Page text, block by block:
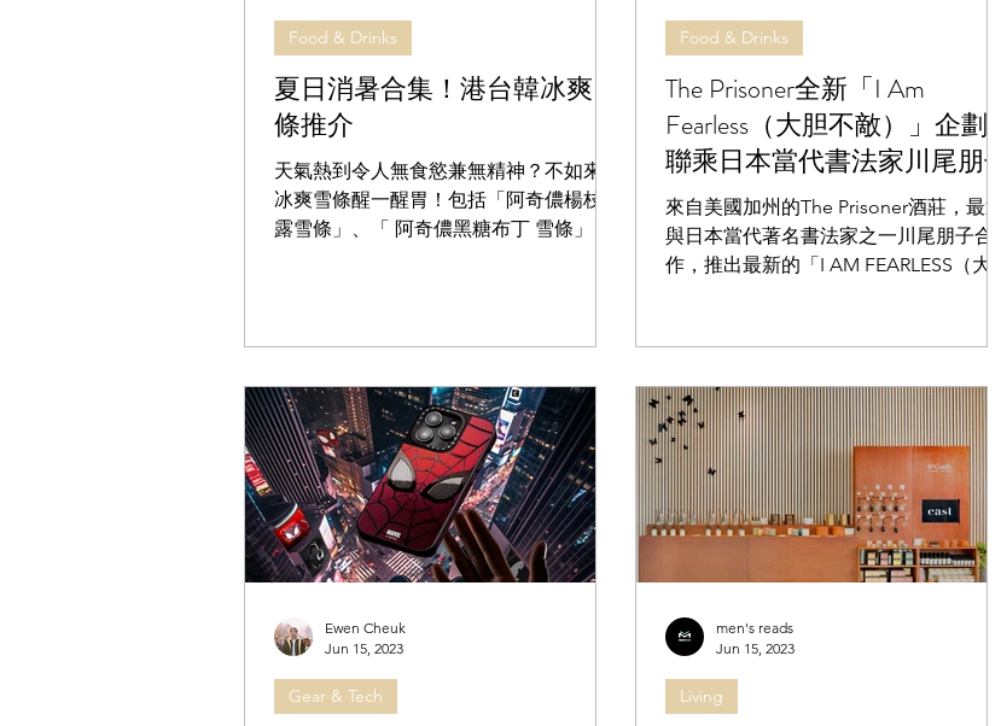
夏日消暑合集！港台韓冰爽雪
條推介
天氣熱到令人無食慾兼無精神？不如來點
冰爽雪條醒一醒胃！包括「阿奇儂楊枝甘
露雪條」、「 阿奇儂黑糖布丁 雪條」以
Food & Drinks
The Prisoner全新「I Am
Fearless（大胆不敵）」企劃
聯乘日本當代書法家川尾朋子
來自美國加州的The Prisoner酒莊，最近
與日本當代著名書法家之一川尾朋子合
作，推出最新的「I AM FEARLESS（大胆
過？ The Prisoner首款葡萄酒以最初定居
Food & Drinks
Gear & Tech
Ewen Cheuk
Jun 15, 2023
Living
men's reads
Jun 15, 2023